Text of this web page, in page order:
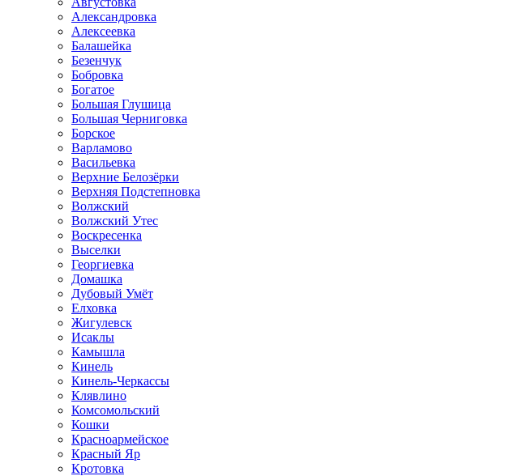
Александровка
Алексеевка
Балашейка
Безенчук
Бобровка
Богатое
Большая Глушица
Большая Черниговка
Борское
Варламово
Васильевка
Верхние Белозёрки
Верхняя Подстепновка
Волжский
Волжский Утес
Воскресенка
Выселки
Георгиевка
Домашка
Дубовый Умёт
Елховка
Жигулевск
Исаклы
Камышла
Кинель
Кинель-Черкассы
Клявлино
Комсомольский
Кошки
Красноармейское
Красный Яр
Кротовка